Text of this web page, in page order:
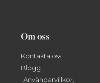
Om oss
Kontakta oss
Blogg
Användarvillkor,